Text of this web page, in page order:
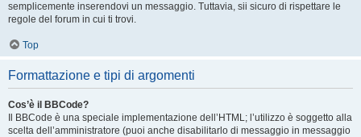
semplicemente inserendovi un messaggio. Tuttavia, sii sicuro di rispettare le
regole del forum in cui ti trovi.
Top
Formattazione e tipi di argomenti
Cos’è il BBCode?
Il BBCode è una speciale implementazione dell’HTML; l’utilizzo è soggetto alla
scelta dell’amministratore (puoi anche disabilitarlo di messaggio in messaggio